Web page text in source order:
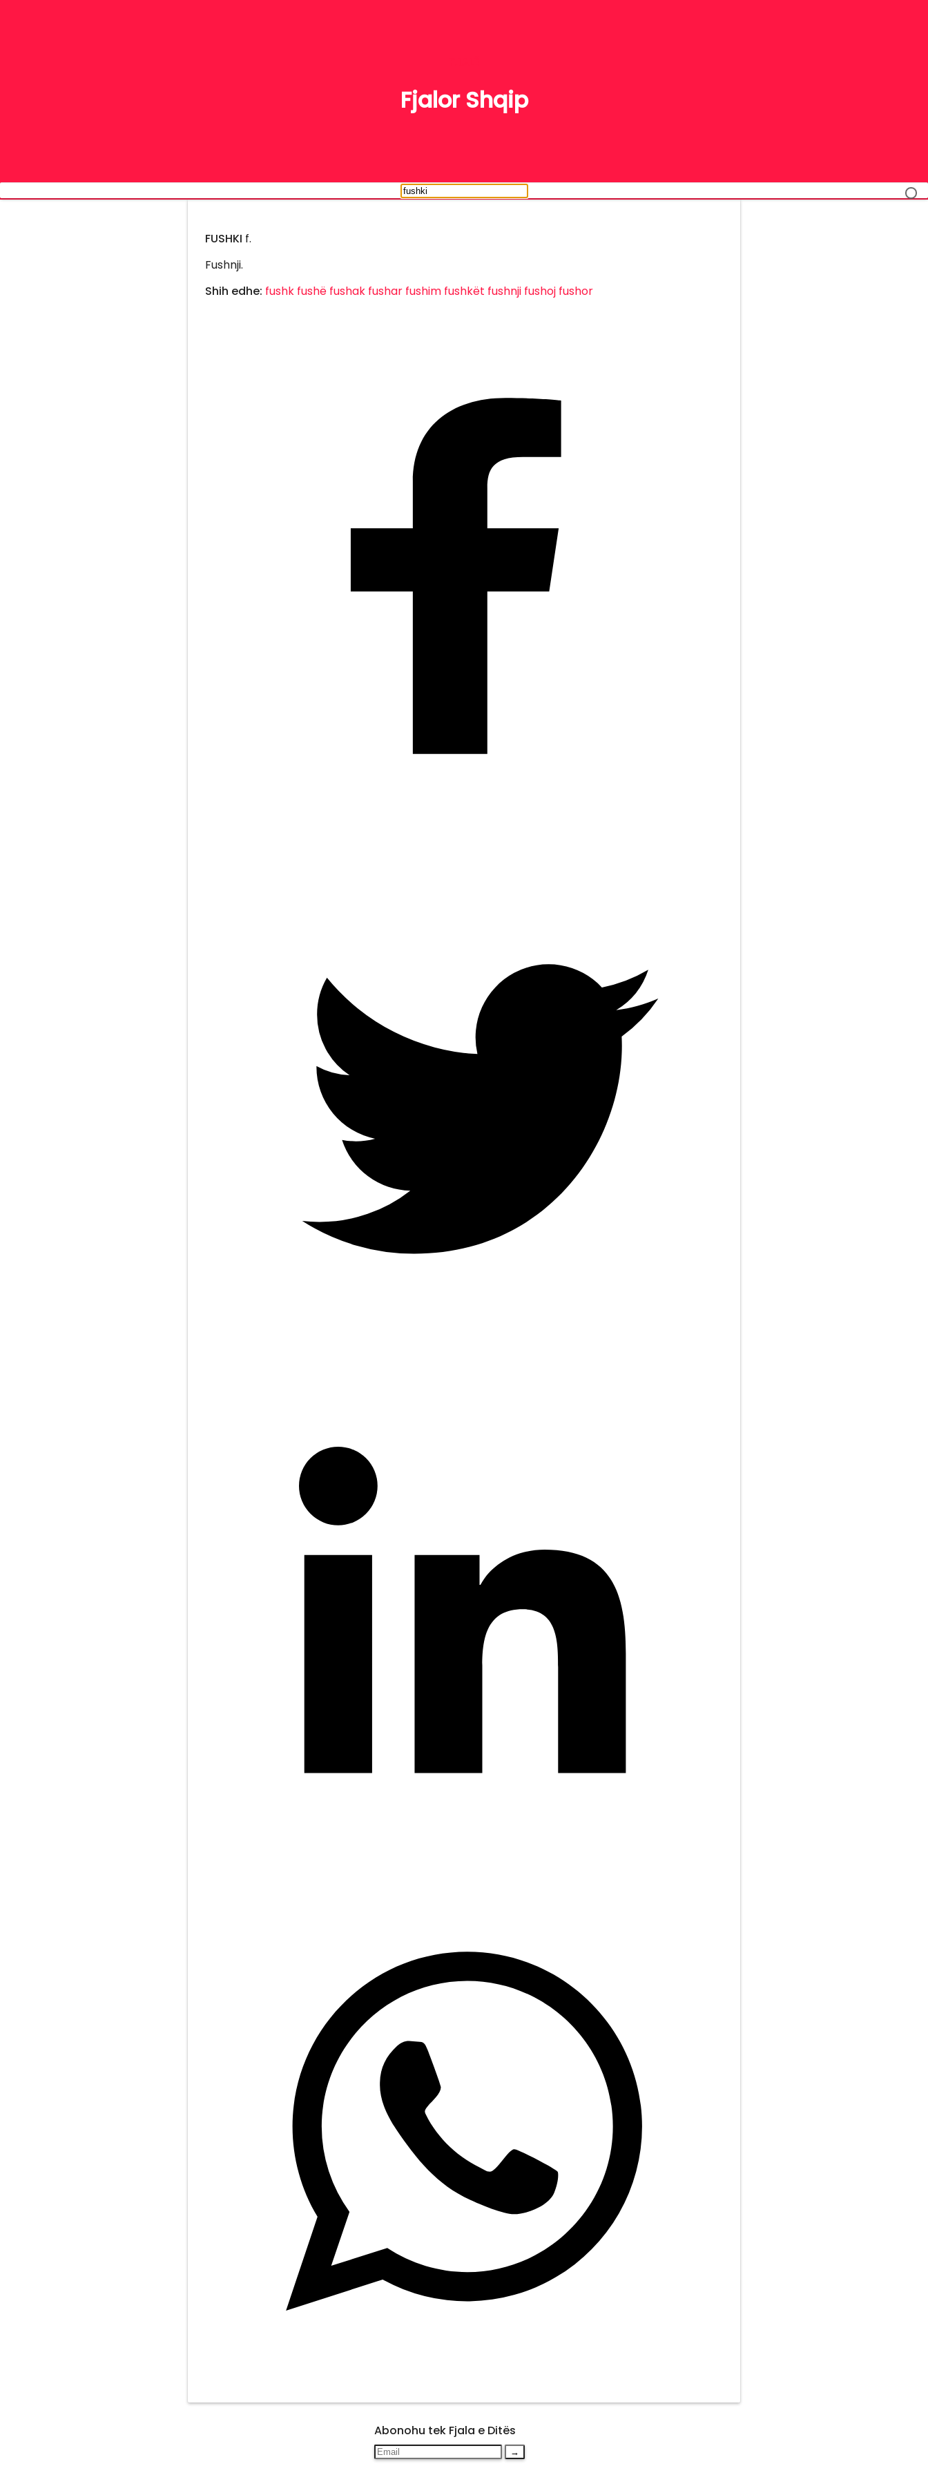
Fjalor Shqip
FUSHKI f.
Fushnji.
Shih edhe: fushk fushë fushak fushar fushim fushkët fushnji fushoj fushor
Abonohu tek Fjala e Ditës